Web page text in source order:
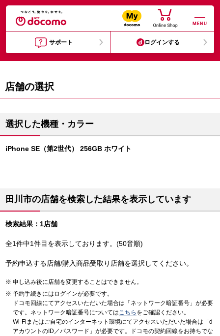
MENU
サポート ログインする
店舗の選択
選択した機種・カラー
iPhone SE（第2世代） 256GB ホワイト
田川市の店舗を検索した結果を表示しています
検索結果：1店舗
全1件中1件目を表示しております。(50音順)
予約申込する店舗/購入商品受取り店舗を選択してください。
申し込み後に店舗を変更することはできません。
予約手続きにはログインが必要です。
ドコモ回線にてアクセスいただいた場合は「ネットワーク暗証番号」が必要
です。ネットワーク暗証番号についてはこちら をご確認ください。
Wi-Fiまたはご自宅のインターネット環境にてアクセスいただいた場合は「d
アカウントのID／パスワード」が必要です。ドコモの契約回線をお持ちでな